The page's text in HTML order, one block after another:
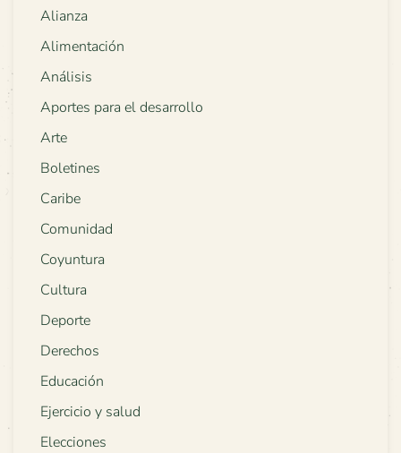
Alianza
Alimentación
Análisis
Aportes para el desarrollo
Arte
Boletines
Caribe
Comunidad
Coyuntura
Cultura
Deporte
Derechos
Educación
Ejercicio y salud
Elecciones